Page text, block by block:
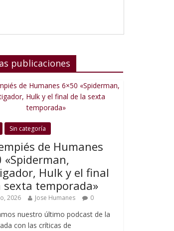
publicaciones
Sin categoría
de Humanes
«Spiderman,
Hulk y el final
sexta temporada»
2026 Jose Humanes 0
nuestro último podcast de la
con las críticas de